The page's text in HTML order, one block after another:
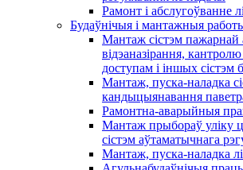
Рамонт і абслугоўванне
Будаўнічыя і мантажныя
Мантаж сістэм пажарнай
відэаназірання, кантролю
доступам і іншых сістэм
Мантаж, пуска-наладка
кандыцыянавання
Рамонтна-аварыйныя
Мантаж прыбораў уліку
сістэм аўтаматычнага
Мантаж, пуска-наладка